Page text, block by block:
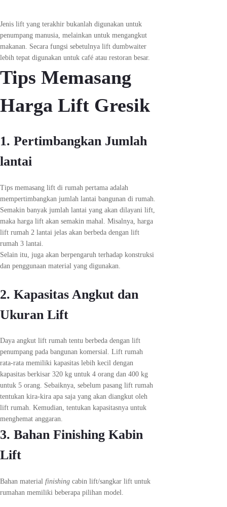
Jenis lift yang terakhir bukanlah digunakan untuk
penumpang manusia, melainkan untuk mengangkut
makanan. Secara fungsi sebetulnya lift dumbwaiter
lebih tepat digunakan untuk café atau restoran besar.
Tips Memasang
Harga Lift Gresik
1. Pertimbangkan Jumlah
lantai
Tips memasang lift di rumah pertama adalah
mempertimbangkan jumlah lantai bangunan di rumah.
Semakin banyak jumlah lantai yang akan dilayani lift,
maka harga lift akan semakin mahal. Misalnya, harga
lift rumah 2 lantai jelas akan berbeda dengan lift
rumah 3 lantai.
Selain itu, juga akan berpengaruh terhadap konstruksi
dan penggunaan material yang digunakan.
2. Kapasitas Angkut dan
Ukuran Lift
Daya angkut lift rumah tentu berbeda dengan lift
penumpang pada bangunan komersial. Lift rumah
rata-rata memiliki kapasitas lebih kecil dengan
kapasitas berkisar 320 kg untuk 4 orang dan 400 kg
untuk 5 orang. Sebaiknya, sebelum pasang lift rumah
tentukan kira-kira apa saja yang akan diangkut oleh
lift rumah. Kemudian, tentukan kapasitasnya untuk
menghemat anggaran.
3. Bahan Finishing Kabin
Lift
Bahan material finishing cabin lift/sangkar lift untuk
rumahan memiliki beberapa pilihan model.